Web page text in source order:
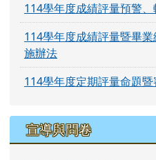
114學年度成績評量預警
114學年度成績評量暨畢
施辦法
114學年度定期評量命題
宣導與問卷